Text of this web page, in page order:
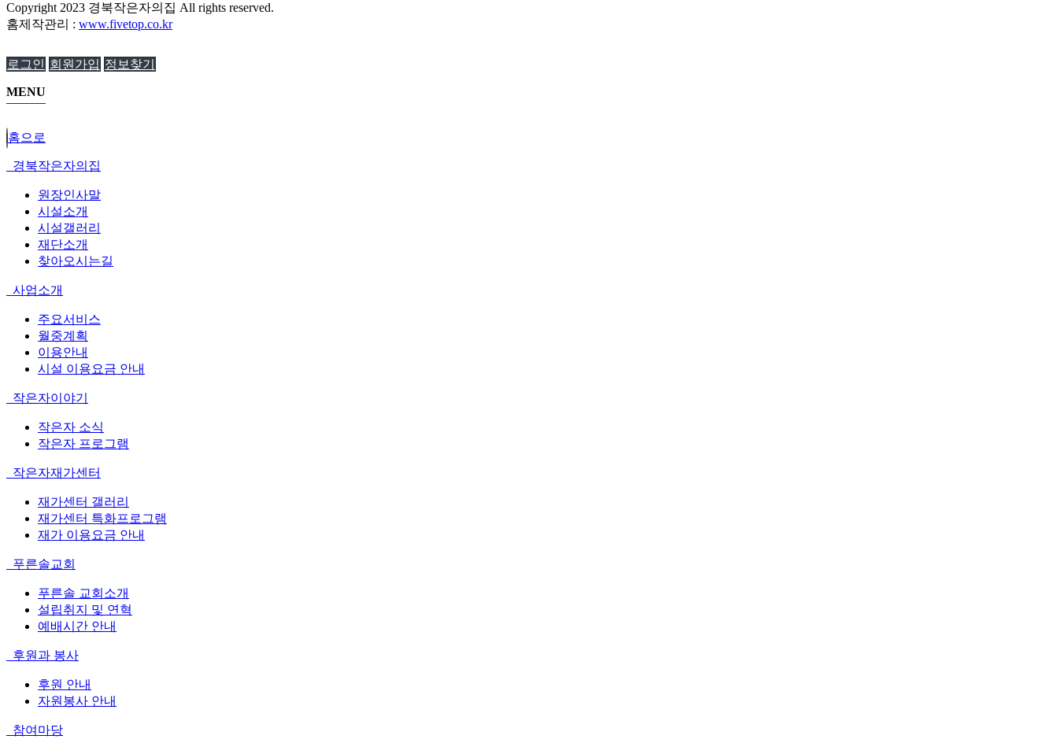
Copyright2023 경북작은자의집 All rights reserved.
홈제작관리 : www.fivetop.co.kr
로그인 회원가입 정보찾기
MENU
홈으로
경북작은자의집
원장인사말
시설소개
시설갤러리
재단소개
찾아오시는길
사업소개
주요서비스
월중계획
이용안내
시설 이용요금 안내
작은자이야기
작은자 소식
작은자 프로그램
작은자재가센터
재가센터 갤러리
재가센터 특화프로그램
재가 이용요금 안내
푸른솔교회
푸른솔 교회소개
설립취지 및 연혁
예배시간 안내
후원과 봉사
후원 안내
자원봉사 안내
참여마당